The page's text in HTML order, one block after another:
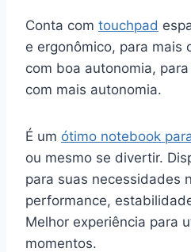
Conta com touchpad
e ergonômico, para mais
com boa autonomia,
com mais autonomia.
É um ótimo notebook
ou mesmo se divertir.
para suas necessidades
performance,
Melhor experiência para
momentos.